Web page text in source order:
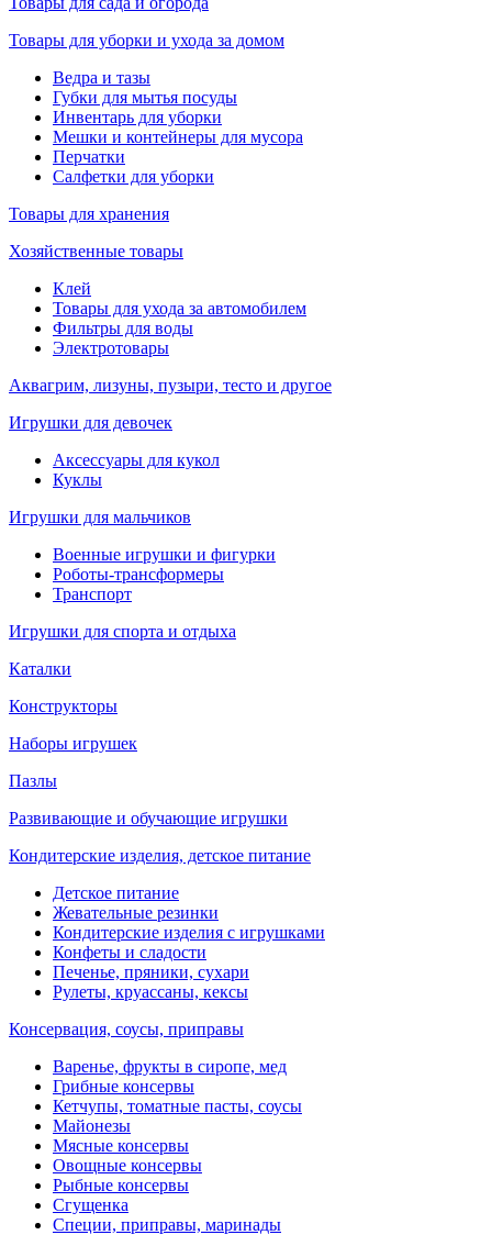
Товары для уборки и ухода за домом
Ведра и тазы
Губки для мытья посуды
Инвентарь для уборки
Мешки и контейнеры для мусора
Перчатки
Салфетки для уборки
Товары для хранения
Хозяйственные товары
Клей
Товары для ухода за автомобилем
Фильтры для воды
Электротовары
Аквагрим, лизуны, пузыри, тесто и другое
Игрушки для девочек
Аксессуары для кукол
Куклы
Игрушки для мальчиков
Военные игрушки и фигурки
Роботы-трансформеры
Транспорт
Игрушки для спорта и отдыха
Каталки
Конструкторы
Наборы игрушек
Пазлы
Развивающие и обучающие игрушки
Кондитерские изделия, детское питание
Детское питание
Жевательные резинки
Кондитерские изделия с игрушками
Конфеты и сладости
Печенье, пряники, сухари
Рулеты, круассаны, кексы
Консервация, соусы, приправы
Варенье, фрукты в сиропе, мед
Грибные консервы
Кетчупы, томатные пасты, соусы
Майонезы
Мясные консервы
Овощные консервы
Рыбные консервы
Сгущенка
Специи, приправы, маринады